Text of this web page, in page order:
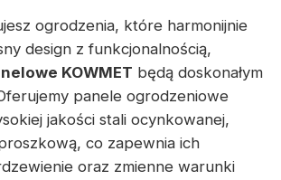
ogrodzenia, które harmonijnie
design z funkcjonalnością,
KOWMET będą doskonałym
panele ogrodzeniowe
jakości stali ocynkowanej,
co zapewnia ich
oraz zmienne warunki